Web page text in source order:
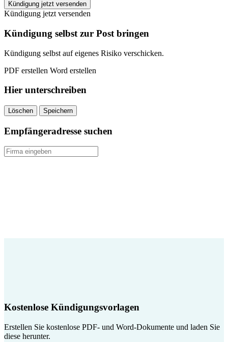
FIT/ONE
Saarbrücken
kündigen
quantity
Kündigung jetzt versenden
Kündigung jetzt versenden
Kündigung selbst zur Post bringen
Kündigung selbst auf eigenes Risiko verschicken.
PDF erstellen Word erstellen
Hier unterschreiben
Löschen Speichern
Empfängeradresse suchen
Kostenlose Kündigungsvorlagen
Erstellen Sie kostenlose PDF- und Word-Dokumente und laden Sie
diese herunter.